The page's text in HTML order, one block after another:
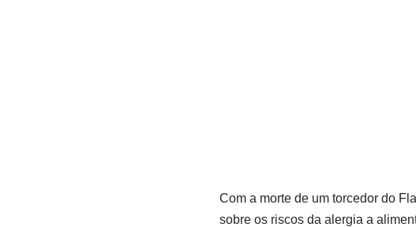
Com a morte de um torcedor do
sobre os riscos da alergia a